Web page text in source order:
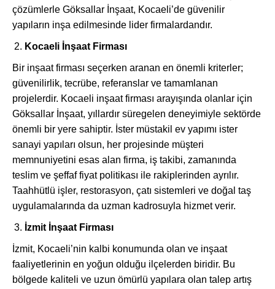
çözümlerle Göksallar İnşaat, Kocaeli’de güvenilir
yapıların inşa edilmesinde lider firmalardandır.
Kocaeli İnşaat Firması
Bir inşaat firması seçerken aranan en önemli kriterler;
güvenilirlik, tecrübe, referanslar ve tamamlanan
projelerdir. Kocaeli inşaat firması arayışında olanlar için
Göksallar İnşaat, yıllardır süregelen deneyimiyle sektörde
önemli bir yere sahiptir. İster müstakil ev yapımı ister
sanayi yapıları olsun, her projesinde müşteri
memnuniyetini esas alan firma, iş takibi, zamanında
teslim ve şeffaf fiyat politikası ile rakiplerinden ayrılır.
Taahhütlü işler, restorasyon, çatı sistemleri ve doğal taş
uygulamalarında da uzman kadrosuyla hizmet verir.
İzmit İnşaat Firması
İzmit, Kocaeli’nin kalbi konumunda olan ve inşaat
faaliyetlerinin en yoğun olduğu ilçelerden biridir. Bu
bölgede kaliteli ve uzun ömürlü yapılara olan talep artış